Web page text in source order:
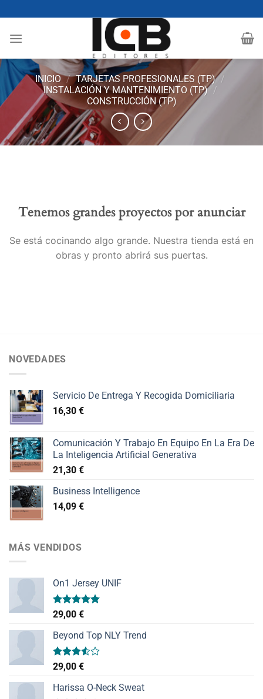
al
contenido
INICIO / TARJETAS PROFESIONALES (TP) /
INSTALACIÓN Y MANTENIMIENTO (TP) /
CONSTRUCCIÓN (TP)
Tenemos grandes proyectos por anunciar
Se está cocinando algo grande. Nuestra tienda está en
obras y pronto abrirá sus puertas.
NOVEDADES
Servicio De Entrega Y Recogida Domiciliaria
16,30 €
Comunicación Y Trabajo En Equipo En La Era De
La Inteligencia Artificial Generativa
21,30 €
Business Intelligence
14,09 €
MÁS VENDIDOS
On1 Jersey UNIF
Valorado
con
de 5
29,00 €
Beyond Top NLY Trend
Valorado
con
3.50de
5
29,00 €
Harissa O-Neck Sweat